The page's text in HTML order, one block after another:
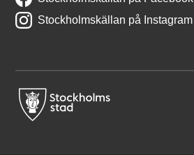
Stockholmskällan på Instagram